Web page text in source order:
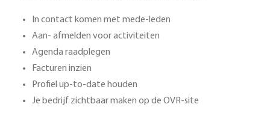
In contact komen met mede-leden
Aan- afmelden voor activiteiten
Agenda raadplegen
Facturen inzien
Profiel up-to-date houden
Je bedrijf zichtbaar maken op de OVR-site